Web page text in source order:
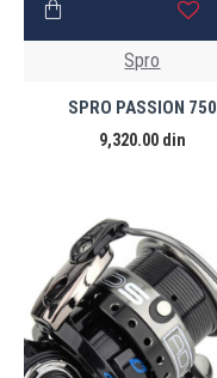
Spro
SPRO PASSION 750
9,320.00 din